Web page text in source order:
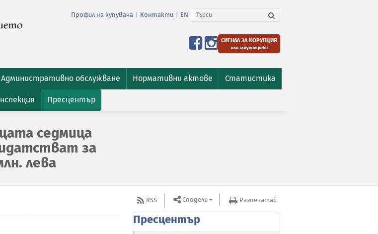
Профил на купувача Контакти EN
СИГНАЛ ЗА КОРУПЦИЯ
или злоупотреби
Административно обслужване Нормативни актове Статистика
Пресцентър
седмица
за
лева
RSS Сподели Разпечатай
Пресцентър